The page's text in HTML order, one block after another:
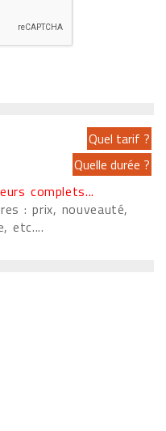
complets...
: prix, nouveauté,
etc....